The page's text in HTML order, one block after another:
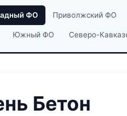
ФО Приволжский ФО
Южный ФО Северо-
Бетон